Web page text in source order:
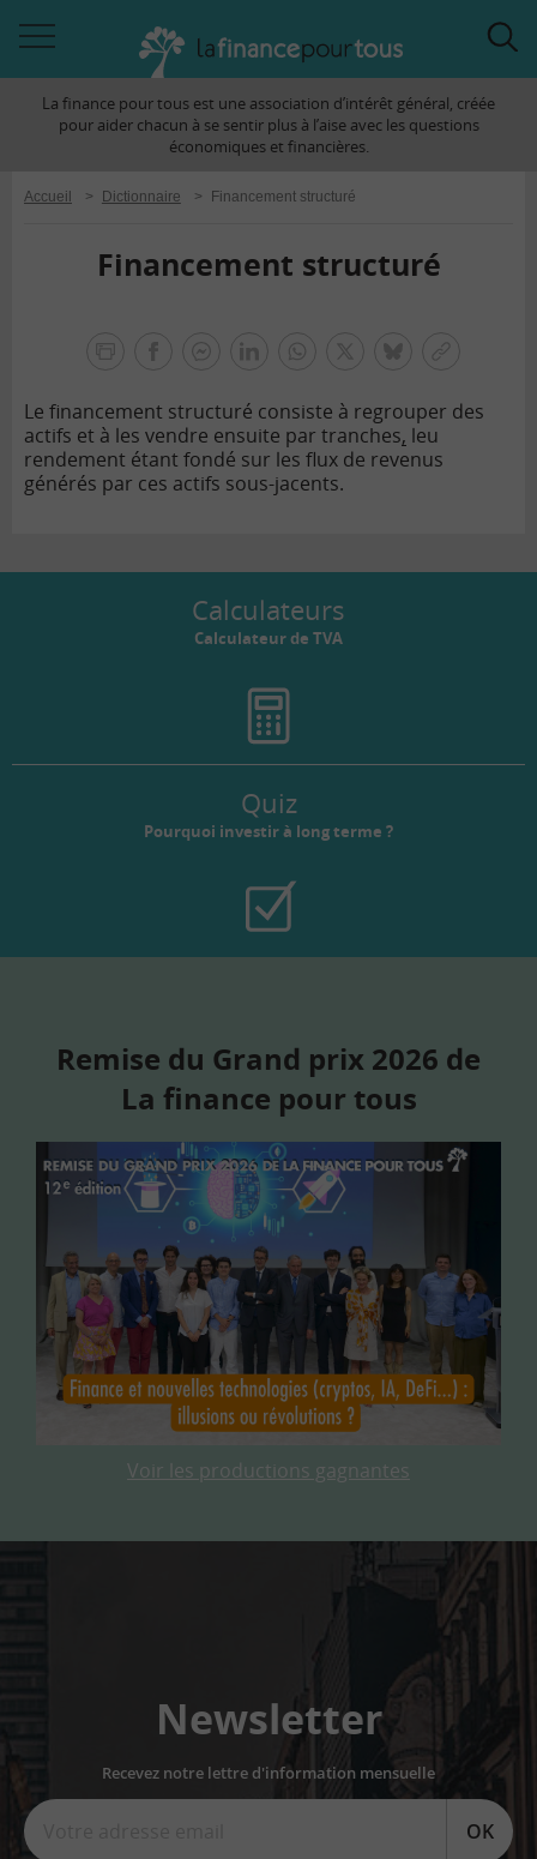
àLa finance pour tous est une association d’intérêt général, créée
pour aider chacun à se sentir plus à l’aise avec les questions
économiques et financières.
Accueil > Dictionnaire > Financement structuré
Financement structuré
lien
Le financement structuré consiste à regrouper des
actifs et à les vendre ensuite par tranches, leu
rendement étant fondé sur les flux de revenus
générés par ces actifs sous-jacents.
Calculateurs
Calculateur de TVA
Quiz
Pourquoi investir à long terme ?
Remise du Grand prix 2026 de
La finance pour tous
Voir les productions gagnantes
Newsletter
Recevez notre lettre d'information mensuelle
OK